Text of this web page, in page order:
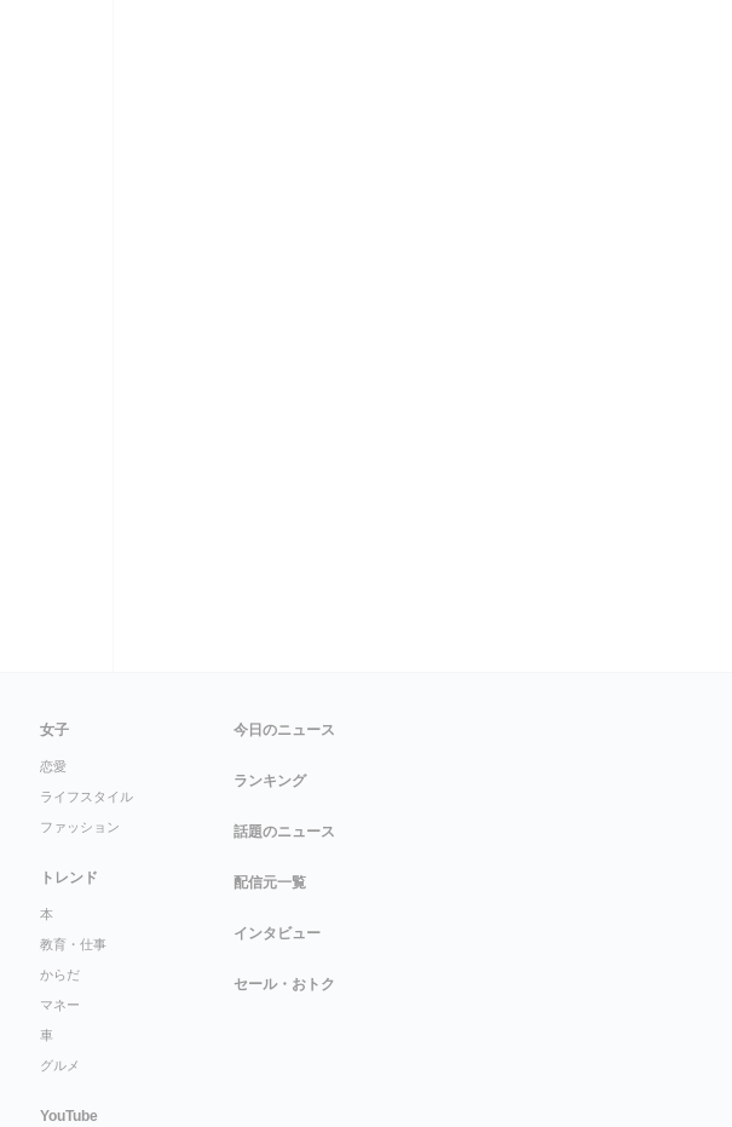
女子
恋愛
ライフスタイル
ファッション
トレンド
本
教育・仕事
からだ
マネー
車
グルメ
YouTube
今日のニュース
ランキング
話題のニュース
配信元一覧
インタビュー
セール・おトク